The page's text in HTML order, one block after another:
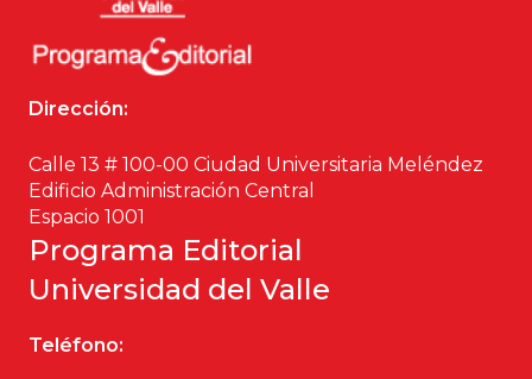
Dirección:
Calle 13 # 100-00 Ciudad Universitaria Meléndez
Edificio Administración Central
Espacio 1001
Programa Editorial
Universidad del Valle
Teléfono: